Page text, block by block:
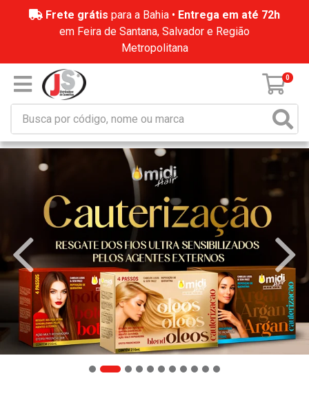
Frete grátis para a Bahia • Entrega em até 72h
em Feira de Santana, Salvador e Região
Metropolitana
0